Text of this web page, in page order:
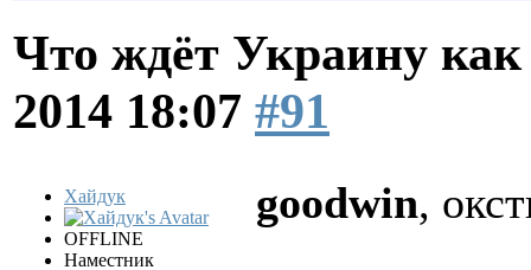
Что ждёт Украину как
2014 18:07 #91
Хайдук
OFFLINE
Наместник
goodwin,